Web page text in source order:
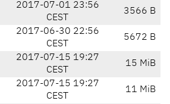
2017-07-01 23:56
CEST
3566 B
2017-06-30 22:56
CEST
5672 B
2017-07-15 19:27
CEST
15 MiB
2017-07-15 19:27
CEST
11 MiB